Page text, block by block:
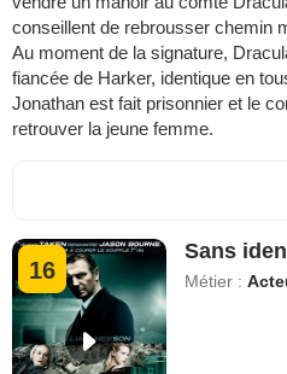
conseillent de rebrousser chemin
Au moment de la signature,
fiancée de Harker, identique en
Jonathan est fait prisonnier et le
retrouver la jeune femme.
16
Sans
Métier :